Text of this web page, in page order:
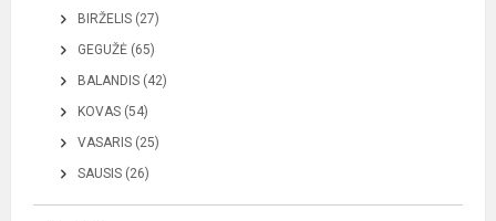
BIRŽELIS (27)
GEGUŽĖ (65)
BALANDIS (42)
KOVAS (54)
VASARIS (25)
SAUSIS (26)